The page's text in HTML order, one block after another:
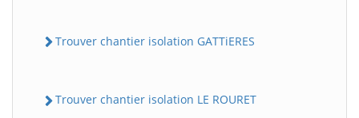
Trouver chantier isolation GATTiERES
Trouver chantier isolation LE ROURET